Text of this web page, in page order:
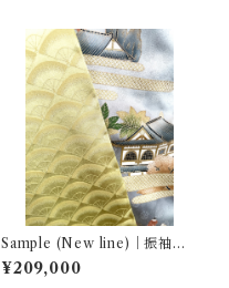
Sample (New line)｜振袖セ
ットアップ … 南蛮船文／黄金
扇尽くし
¥209,000